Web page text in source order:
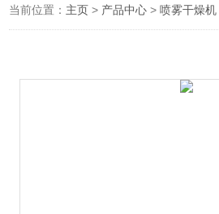
当前位置： 主页 > 产品中心 >喷雾干燥机